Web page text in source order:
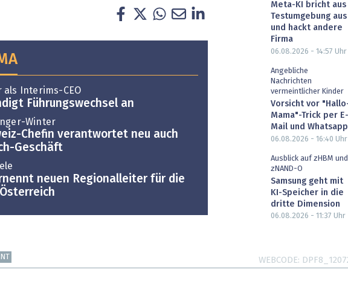
als Interims-CEO
Führungswechsel an
Winter
Chefin verantwortet neu auch
Geschäft
neuen Regionalleiter für die
Meta-KI bricht aus
Testumgebung aus
und hackt andere
Firma
06.08.2026 - 14:57 Uhr
Angebliche
Nachrichten
vermeintlicher Kinder
Vorsicht vor
Mama"-Trick per E-
Mail und Whatsapp
06.08.2026 - 16:40 Uhr
Ausblick auf zHBM und
zNAND-O
Samsung geht mit
KI-Speicher in die
dritte Dimension
06.08.2026 - 11:37 Uhr
WEBCODE